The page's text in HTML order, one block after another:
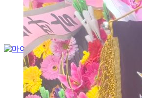
02-400-4409
010-8884-1234